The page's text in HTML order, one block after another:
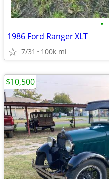
•
1986 Ford Ranger XLT
7/31 100k mi
$10,500